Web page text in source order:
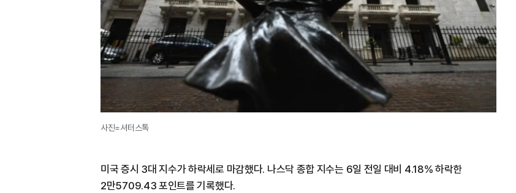
사진=셔터스톡
미국 증시 3대 지수가 하락세로 마감했다. 나스닥 종합 지수는 6일 전일 대비 4.18% 하락한
2만5709.43 포인트를 기록했다.